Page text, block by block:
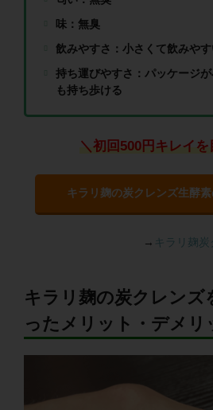
味：無臭
飲みやすさ：小さくて飲みや
持ち運びやすさ：パッケージ
も持ち歩ける
＼初回500円キレイを
キラリ麹の炭クレンズ生酵
→ キラリ麹
キラリ麹の炭クレンズ
ったメリット・デメリ